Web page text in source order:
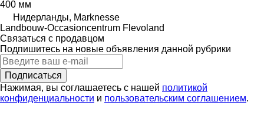
400 мм
Нидерланды, Marknesse
Landbouw-Occasioncentrum Flevoland
Связаться с продавцом
Подпишитесь на новые объявления данной рубрики
Подписаться
Нажимая, вы соглашаетесь с нашей политикой
конфиденциальности и пользовательским соглашением.